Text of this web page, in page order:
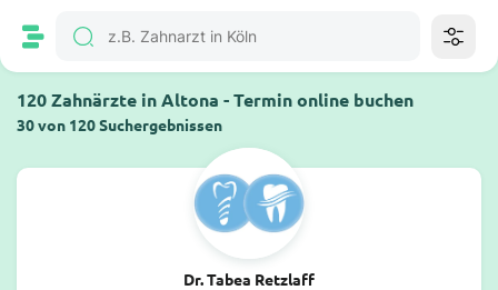
120 Zahnärzte in Altona - Termin online buchen
30 von 120 Suchergebnissen
Dr. Tabea Retzlaff